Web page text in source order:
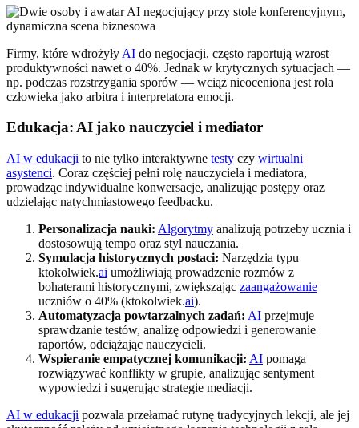
Firmy, które wdrożyły AI do negocjacji, często raportują wzrost
produktywności nawet o 40%. Jednak w krytycznych sytuacjach —
np. podczas rozstrzygania sporów — wciąż nieoceniona jest rola
człowieka jako arbitra i interpretatora emocji.
Edukacja: AI jako nauczyciel i mediator
AI w edukacji to nie tylko interaktywne testy czy wirtualni
asystenci. Coraz częściej pełni rolę nauczyciela i mediatora,
prowadząc indywidualne konwersacje, analizując postępy oraz
udzielając natychmiastowego feedbacku.
Personalizacja nauki: Algorytmy analizują potrzeby ucznia i
dostosowują tempo oraz styl nauczania.
Symulacja historycznych postaci: Narzędzia typu
ktokolwiek.ai umożliwiają prowadzenie rozmów z
bohaterami historycznymi, zwiększając zaangażowanie
uczniów o 40% (ktokolwiek.ai).
Automatyzacja powtarzalnych zadań: AI przejmuje
sprawdzanie testów, analizę odpowiedzi i generowanie
raportów, odciążając nauczycieli.
Wspieranie empatycznej komunikacji: AI pomaga
rozwiązywać konflikty w grupie, analizując sentyment
wypowiedzi i sugerując strategie mediacji.
AI w edukacji pozwala przełamać rutynę tradycyjnych lekcji, ale jej